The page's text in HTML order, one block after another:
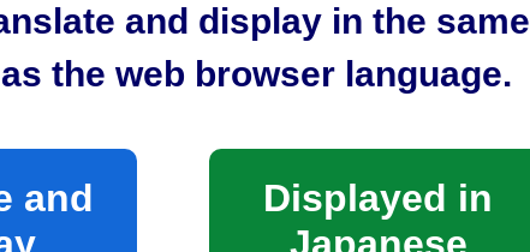
and display in the same
the web browser language.
and
Displayed in